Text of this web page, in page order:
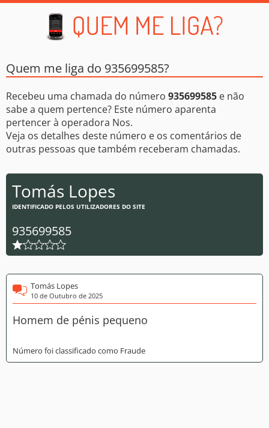
Quem me liga do 935699585?
Recebeu uma chamada do número 935699585 e não
sabe a quem pertence? Este número aparenta
pertencer à operadora Nos.
Veja os detalhes deste número e os comentários de
outras pessoas que também receberam chamadas.
Tomás Lopes
IDENTIFICADO PELOS UTILIZADORES DO SITE
935699585
Tomás Lopes
10 de Outubro de 2025
Homem de pénis pequeno
Número foi classificado como Fraude